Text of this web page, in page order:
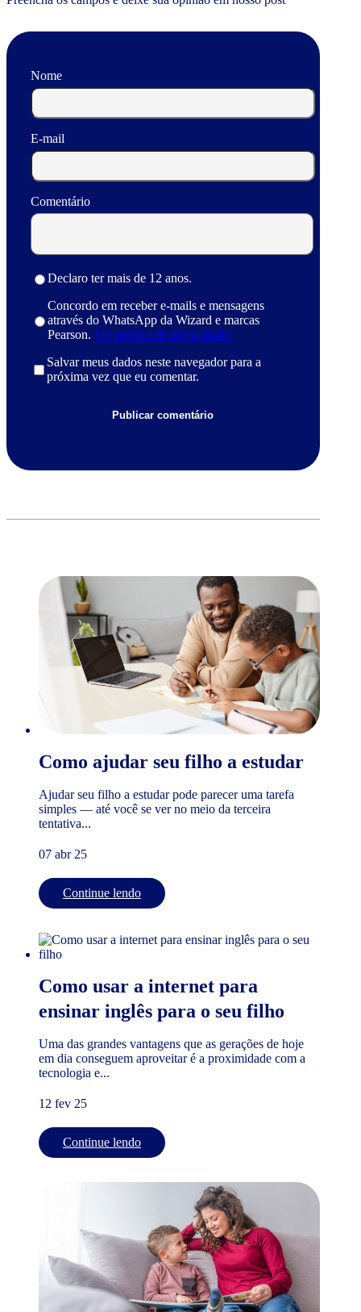
Nome
E-mail
Comentário
Declaro ter mais de 12 anos.
Concordo em receber e-mails e mensagens
através do WhatsApp da Wizard e marcas
Pearson. Ver política de privacidade.
Salvar meus dados neste navegador para a
próxima vez que eu comentar.
Como ajudar seu filho a estudar
Ajudar seu filho a estudar pode parecer uma tarefa
simples — até você se ver no meio da terceira
tentativa...
07 abr 25
Continue lendo
Como usar a internet para
ensinar inglês para o seu filho
Uma das grandes vantagens que as gerações de hoje
em dia conseguem aproveitar é a proximidade com a
tecnologia e...
12 fev 25
Continue lendo